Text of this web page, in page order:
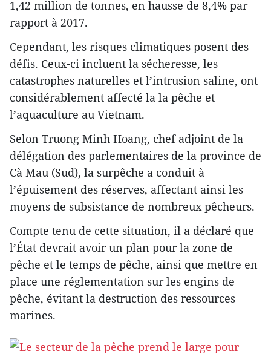
1,42 million de tonnes, en hausse de 8,4% par
rapport à 2017.
Cependant, les risques climatiques posent des
défis. Ceux-ci incluent la sécheresse, les
catastrophes naturelles et l’intrusion saline, ont
considérablement affecté la la pêche et
l’aquaculture au Vietnam.
Selon Truong Minh Hoang, chef adjoint de la
délégation des parlementaires de la province de
Cà Mau (Sud), la surpêche a conduit à
l’épuisement des réserves, affectant ainsi les
moyens de subsistance de nombreux pêcheurs.
Compte tenu de cette situation, il a déclaré que
l’État devrait avoir un plan pour la zone de
pêche et le temps de pêche, ainsi que mettre en
place une réglementation sur les engins de
pêche, évitant la destruction des ressources
marines.